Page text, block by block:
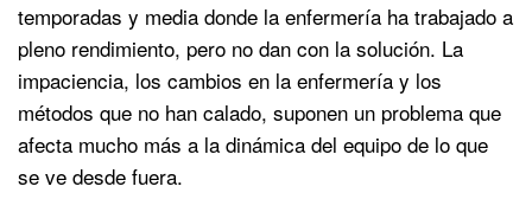
temporadas y media donde la enfermería ha trabajado a
pleno rendimiento, pero no dan con la solución. La
impaciencia, los cambios en la enfermería y los
métodos que no han calado, suponen un problema que
afecta mucho más a la dinámica del equipo de lo que
se ve desde fuera.